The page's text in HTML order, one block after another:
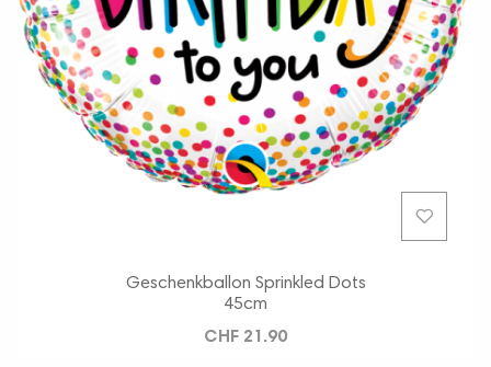
Geschenkballon Sprinkled Dots
45cm
CHF 21.90